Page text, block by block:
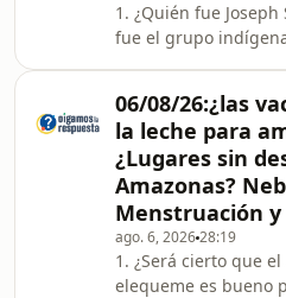
1. ¿Quién fue Joseph
fue el grupo
a otro espejo? 4. ¿Cómo amansar a un
novillo chúcaro? 5. ¿Qué es la
adrenalina? 6. ¿Cuál es la serpiente
más venenosa del mundo? 7.
la montaña más alta
******Los especiales
del recuerdo son
06/08/26:¿las
la leche para
¿Lugares sin
Amazonas?
Menstruación y
ago. 6, 202628:19
1. ¿Será cierto que
elequeme es bueno